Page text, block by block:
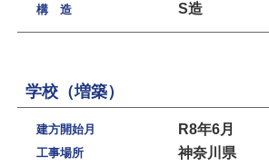
構 造 S造
学校（増築）
建方開始月 R8年6月
工事場所 神奈川県